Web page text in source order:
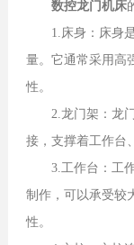
数控龙门机床
1.床身：床身是
量。它通常采用高
性。
2.龙门架：龙门
接，支撑着工作台
3.工作台：工作
制作，可以承受较
性。